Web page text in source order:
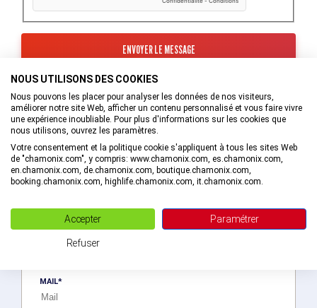
Les informations recueillies à partir de ce formulaire sont
transmises au service interne de l’Office de Tourisme de la
Vallée de Chamonix-Mont-Blanc qui va prendre en charge
votre demande.
En savoir plus sur la gestion de vos données et vos droits.
Recevez des bons plans personnalisés !
Soyez le premier informé ! Découvrez les nouveautés de la vallée en
de Chamonix-Mont-Blanc.
MAIL
NOUS UTILISONS DES COOKIES
Nous pouvons les placer pour analyser les données de nos visiteurs,
améliorer notre site Web, afficher un contenu personnalisé et vous faire vivre
une expérience inoubliable. Pour plus d'informations sur les cookies que
nous utilisons, ouvrez les paramètres.
Votre consentement et la politique cookie s'appliquent à tous les sites Web
de "chamonix.com", y compris: www.chamonix.com, es.chamonix.com,
en.chamonix.com, de.chamonix.com, boutique.chamonix.com,
booking.chamonix.com, highlife.chamonix.com, it.chamonix.com.
Accepter Paramétrer
Refuser